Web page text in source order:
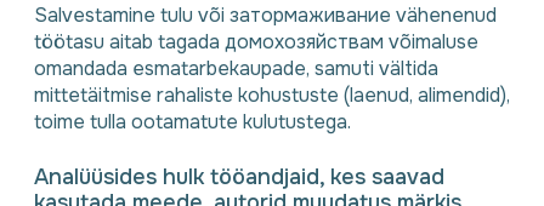
Salvestamine tulu või затормаживание vähenenud
töötasu aitab tagada домохозяйствам võimaluse
omandada esmatarbekaupade, samuti vältida
mittetäitmise rahaliste kohustuste (laenud, alimendid),
toime tulla ootamatute kulutustega.
Analüüsides hulk tööandjaid, kes saavad